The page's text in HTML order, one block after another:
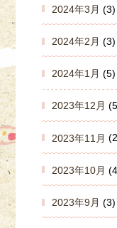
2024年3月 (3)
2024年2月 (3)
2024年1月 (5)
2023年12月
2023年11月
2023年10月
2023年9月 (3)